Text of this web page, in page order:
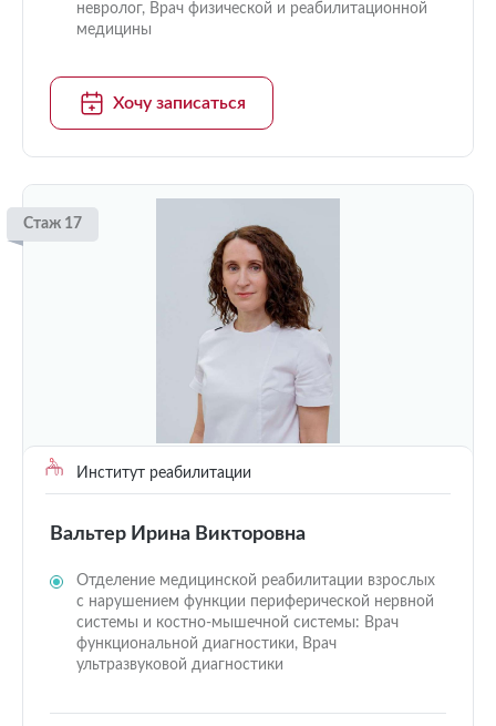
невролог, Врач физической и реабилитационной
медицины
Хочу записаться
Стаж 17
Институт реабилитации
Вальтер Ирина Викторовна
Отделение медицинской реабилитации взрослых
с нарушением функции периферической нервной
системы и костно-мышечной системы: Врач
функциональной диагностики, Врач
ультразвуковой диагностики